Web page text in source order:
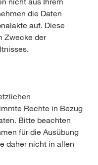
die Daten
auf. Diese
Zwecke der
Rechte in Bezug
Bitte beachten
für die Ausübung
daher nicht in allen